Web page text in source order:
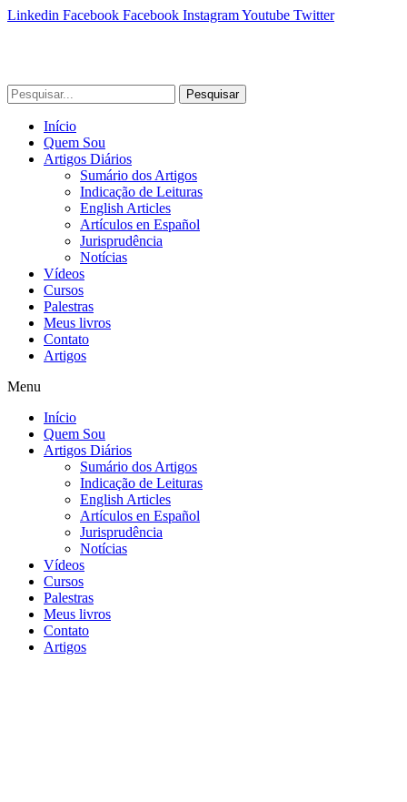
Linkedin Facebook Facebook InstagramYoutube Twitter
Pesquisar
Início
Quem Sou
Artigos Diários
Sumário dos Artigos
Indicação de Leituras
English Articles
Artículos en Español
Jurisprudência
Notícias
Vídeos
Cursos
Palestras
Meus livros
Contato
Artigos
Menu
Início
Quem Sou
Artigos Diários
Sumário dos Artigos
Indicação de Leituras
English Articles
Artículos en Español
Jurisprudência
Notícias
Vídeos
Cursos
Palestras
Meus livros
Contato
Artigos